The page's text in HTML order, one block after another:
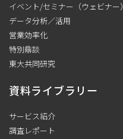
イベント/セミナー（ウェビナー）
データ分析／活用
営業効率化
特別鼎談
東大共同研究
資料ライブラリー
サービス紹介
調査レポート